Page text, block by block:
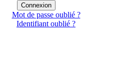
Connexion
Mot de passe oublié ?
Identifiant oublié ?